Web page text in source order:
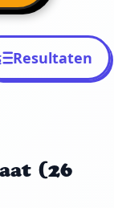
Resultaten
(26